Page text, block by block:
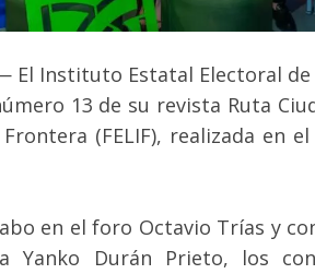
El Instituto Estatal Electoral
13 de su revista Ruta
(FELIF), realizada en
en el foro Octavio Trías y
Yanko Durán Prieto, los